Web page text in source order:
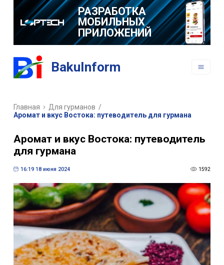
РАЗРАБОТКА
МОБИЛЬНЫХ
ПРИЛОЖЕНИЙ
BakuInform
Главная Для гурманов /
Аромат и вкус Востока: путеводитель для гурмана
Аромат и вкус Востока: путеводитель
для гурмана
16:19 18 июня 2024 1592